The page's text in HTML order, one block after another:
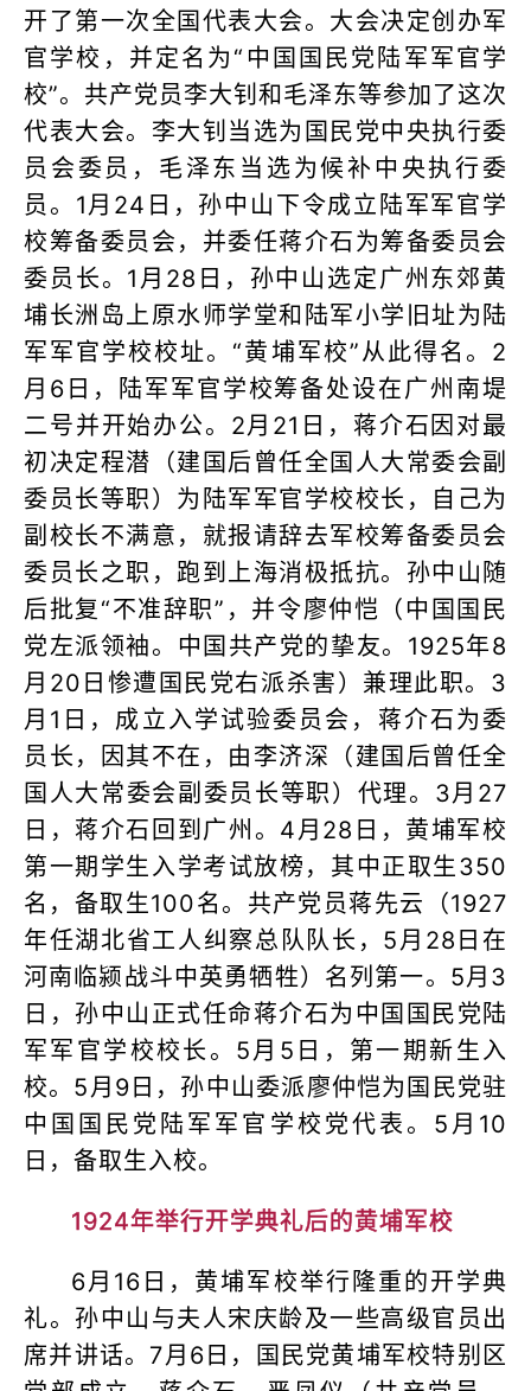
开了第一次全国代表大会。大会决定创办军
官学校，并定名为“中国国民党陆军军官学
校”。共产党员李大钊和毛泽东等参加了这次
代表大会。李大钊当选为国民党中央执行委
员会委员，毛泽东当选为候补中央执行委
员。1月24日，孙中山下令成立陆军军官学
校筹备委员会，并委任蒋介石为筹备委员会
委员长。1月28日，孙中山选定广州东郊黄
埔长洲岛上原水师学堂和陆军小学旧址为陆
军军官学校校址。“黄埔军校”从此得名。2
月6日，陆军军官学校筹备处设在广州南堤
二号并开始办公。2月21日，蒋介石因对最
初决定程潜（建国后曾任全国人大常委会副
委员长等职）为陆军军官学校校长，自己为
副校长不满意，就报请辞去军校筹备委员会
委员长之职，跑到上海消极抵抗。孙中山随
后批复“不准辞职”，并令廖仲恺（中国国民
党左派领袖。中国共产党的挚友。1925年8
月20日惨遭国民党右派杀害）兼理此职。3
月1日，成立入学试验委员会，蒋介石为委
员长，因其不在，由李济深（建国后曾任全
国人大常委会副委员长等职）代理。3月27
日，蒋介石回到广州。4月28日，黄埔军校
第一期学生入学考试放榜，其中正取生350
名，备取生100名。共产党员蒋先云（1927
年任湖北省工人纠察总队队长，5月28日在
河南临颍战斗中英勇牺牲）名列第一。5月3
日，孙中山正式任命蒋介石为中国国民党陆
军军官学校校长。5月5日，第一期新生入
校。5月9日，孙中山委派廖仲恺为国民党驻
中国国民党陆军军官学校党代表。5月10
日，备取生入校。
1924年举行开学典礼后的黄埔军校
6月16日，黄埔军校举行隆重的开学典
礼。孙中山与夫人宋庆龄及一些高级官员出
席并讲话。7月6日，国民党黄埔军校特别区